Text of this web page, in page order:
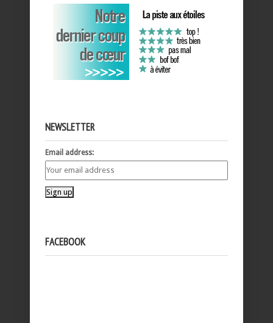
NEWSLETTER
Email address:
FACEBOOK